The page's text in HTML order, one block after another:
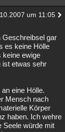
um 11:05
Geschreibsel gar
es keine Hölle
keine ewige
ist etwas sehr
eine Hölle.
Mensch nach
Körper
haben. Ich wehre
Seele würde mit